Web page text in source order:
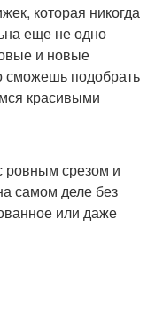
которая никогда
еще не одно
и новые
сможешь подобрать
красивыми
ровным срезом и
самом деле без
или даже